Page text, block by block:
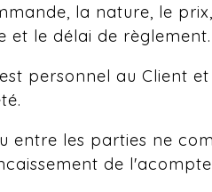
la nature, le
et le délai de règlement.
personnel au Client
entre les parties ne
de